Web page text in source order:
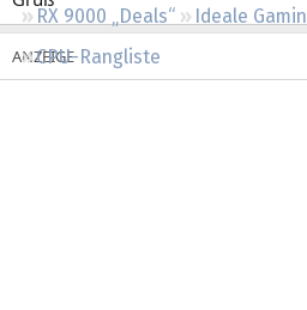
RX 9000 „Deals“
Ideale
CPU-Rangliste